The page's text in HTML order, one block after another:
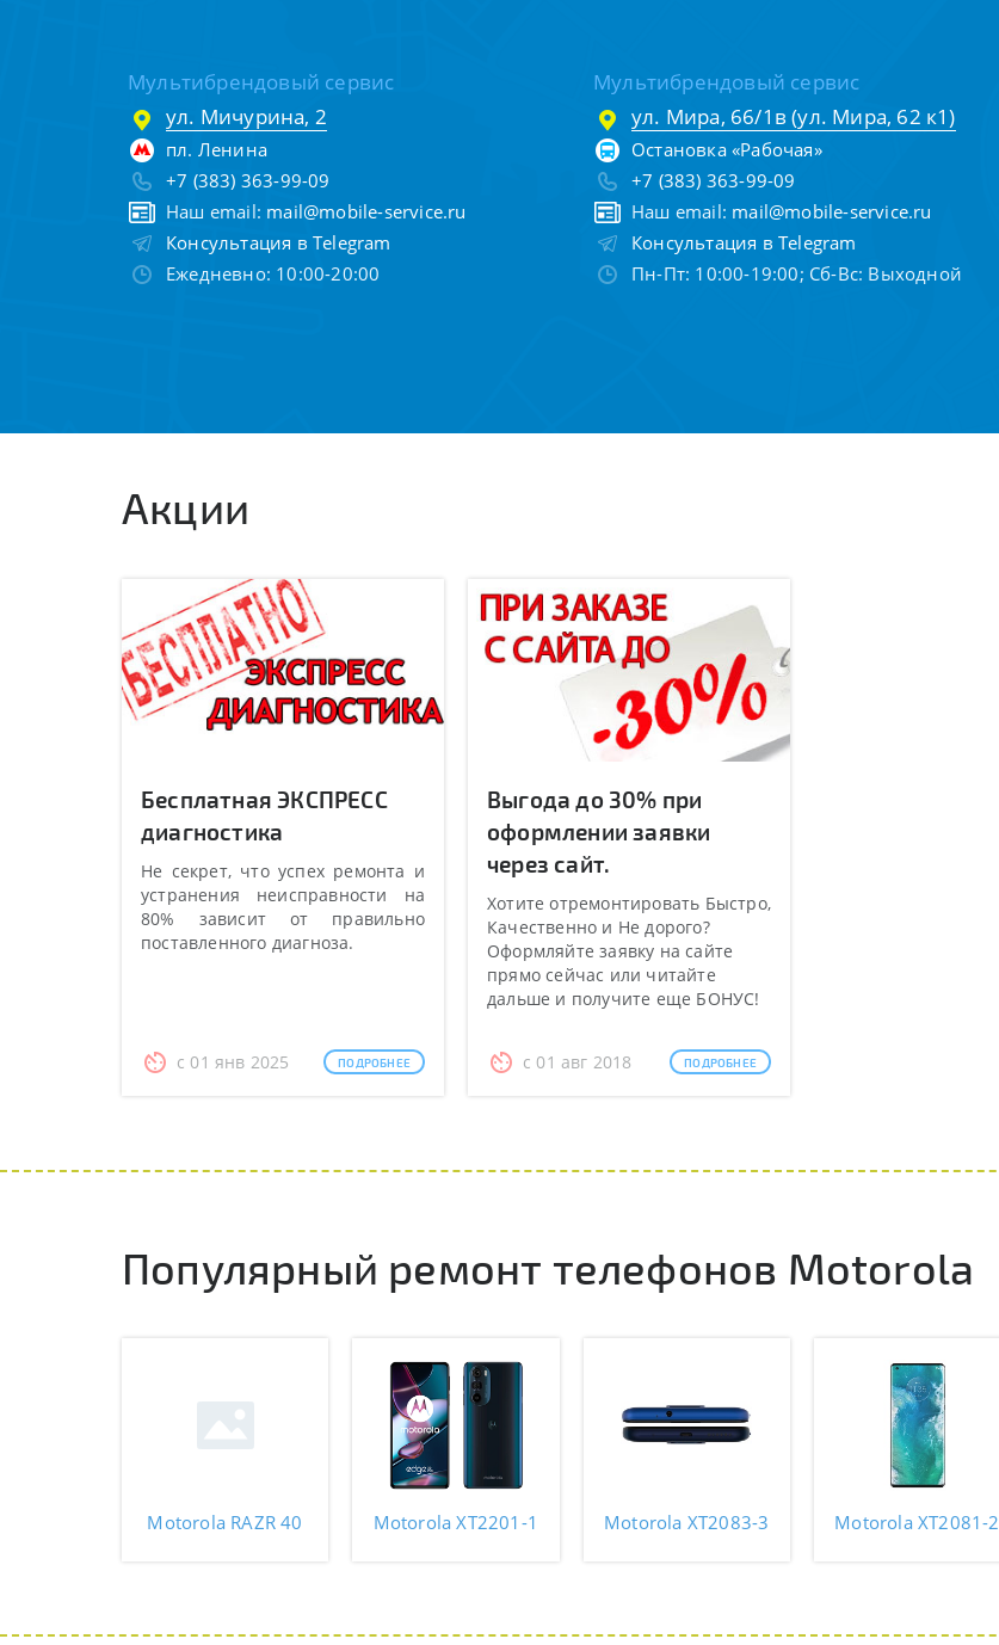
Мультибрендовый сервис
ул. Мичурина, 2
пл. Ленина
+7 (383) 363-99-09
Наш email: mail@mobile-service.ru
Консультация в Telegram
Ежедневно: 10:00-20:00
Мультибрендовый сервис
ул. Мира, 66/1в (ул. Мира, 62 к1)
Остановка «Рабочая»
+7 (383) 363-99-09
Наш email: mail@mobile-service.ru
Консультация в Telegram
Пн-Пт: 10:00-19:00; Сб-Вс: Выходной
Акции
Бесплатная ЭКСПРЕСС
диагностика
Не секрет, что успех ремонта и
устранения неисправности на
80% зависит от правильно
поставленного диагноза.
с 01 янв 2025 ПОДРОБНЕЕ
Выгода до 30% при
оформлении заявки
через сайт.
Хотите отремонтировать Быстро,
Качественно и Не дорого?
Оформляйте заявку на сайте
прямо сейчас или читайте
дальше и получите еще БОНУС!
с 01 авг 2018 ПОДРОБНЕЕ
Популярный ремонт телефонов Motorola
Motorola RAZR 40 Motorola XT2201-1 Motorola XT2083-3 Motorola XT2081-2